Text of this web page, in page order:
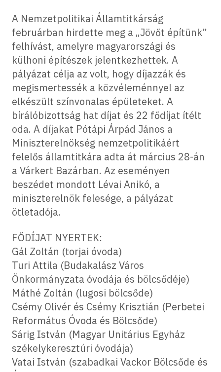
A Nemzetpolitikai Államtitkárság
februárban hirdette meg a „Jövőt építünk”
felhívást, amelyre magyarországi és
külhoni építészek jelentkezhettek. A
pályázat célja az volt, hogy díjazzák és
megismertessék a közvéleménnyel az
elkészült színvonalas épületeket. A
bírálóbizottság hat díjat és 22 fődíjat ítélt
oda. A díjakat Pótápi Árpád János a
Miniszterelnökség nemzetpolitikáért
felelős államtitkára adta át március 28-án
a Várkert Bazárban. Az eseményen
beszédet mondott Lévai Anikó, a
miniszterelnök felesége, a pályázat
ötletadója.
FŐDÍJAT NYERTEK:
Gál Zoltán (torjai óvoda)
Turi Attila (Budakalász Város
Önkormányzata óvodája és bölcsődéje)
Máthé Zoltán (lugosi bölcsőde)
Csémy Olivér és Csémy Krisztián (Perbetei
Református Óvoda és Bölcsőde)
Sárig István (Magyar Unitárius Egyház
székelykeresztúri óvodája)
Vatai István (szabadkai Vackor Bölcsőde és